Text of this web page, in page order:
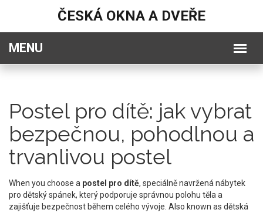
ČESKÁ OKNA A DVEŘE
Postel pro dítě: jak vybrat
bezpečnou, pohodlnou a
trvanlivou postel
When you choose a postel pro dítě, speciálně navržená nábytek
pro dětský spánek, který podporuje správnou polohu těla a
zajišťuje bezpečnost během celého vývoje . Also known as dětská